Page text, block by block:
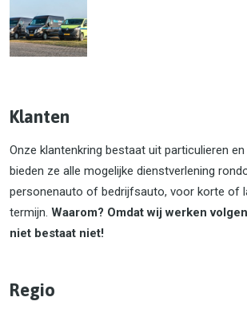
Klanten
Onze klantenkring bestaat uit particulieren
bieden ze alle mogelijke dienstverlening
personenauto of bedrijfsauto, voor korte of
termijn. Waarom? Omdat wij werken
niet bestaat niet!
Regio